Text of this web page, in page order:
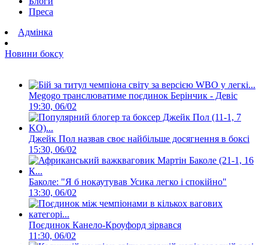
Преса
Адмінка
Новини боксу
Megogo транслюватиме поєдинок Берінчик - Девіс
19:30, 06/02
Джейк Пол назвав своє найбільше досягнення в боксі
15:30, 06/02
Баколе: "Я б нокаутував Усика легко і спокійно"
13:30, 06/02
Поєдинок Канело-Кроуфорд зірвався
11:30, 06/02